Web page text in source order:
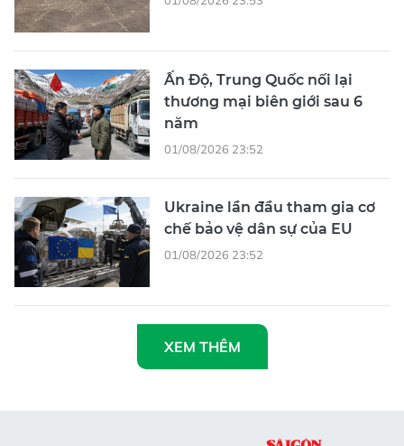
Ấn Độ, Trung Quốc nối lại
thương mại biên giới sau 6
năm
01/08/2026 23:52
Ukraine lần đầu tham gia cơ
chế bảo vệ dân sự của EU
01/08/2026 23:52
XEM THÊM